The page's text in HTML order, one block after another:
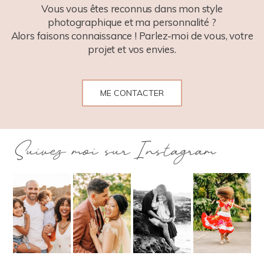
Vous vous êtes reconnus dans mon style
photographique et ma personnalité ?
Alors faisons connaissance ! Parlez-moi de vous, votre
projet et vos envies.
ME CONTACTER
Suivez moi sur Instagram